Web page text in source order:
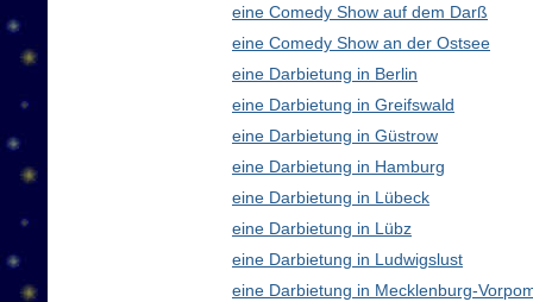
eine Comedy Show auf dem Darß
eine Comedy Show an der Ostsee
eine Darbietung in Berlin
eine Darbietung in Greifswald
eine Darbietung in Güstrow
eine Darbietung in Hamburg
eine Darbietung in Lübeck
eine Darbietung in Lübz
eine Darbietung in Ludwigslust
eine Darbietung in Mecklenburg-